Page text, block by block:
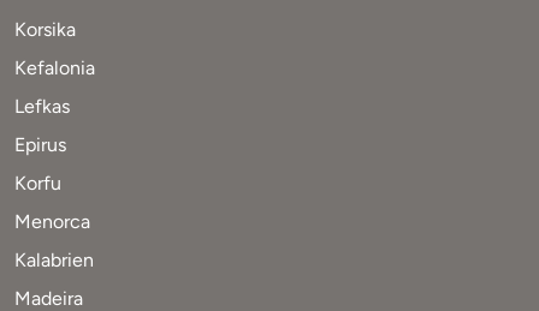
Korsika
Kefalonia
Lefkas
Epirus
Korfu
Menorca
Kalabrien
Madeira